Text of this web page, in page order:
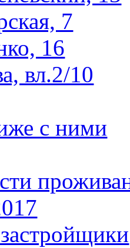
7
16
вл.2/10
с ними